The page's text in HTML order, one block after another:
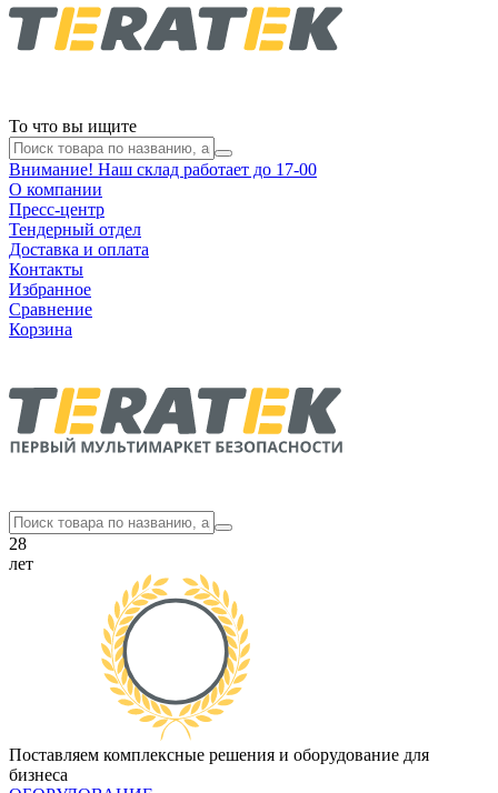
То что вы ищите
Внимание! Наш склад работает до 17-00
О компании
Пресс-центр
Тендерный отдел
Доставка и оплата
Контакты
Избранное
Сравнение
Корзина
28
лет
Поставляем комплексные решения и оборудование для
бизнеса